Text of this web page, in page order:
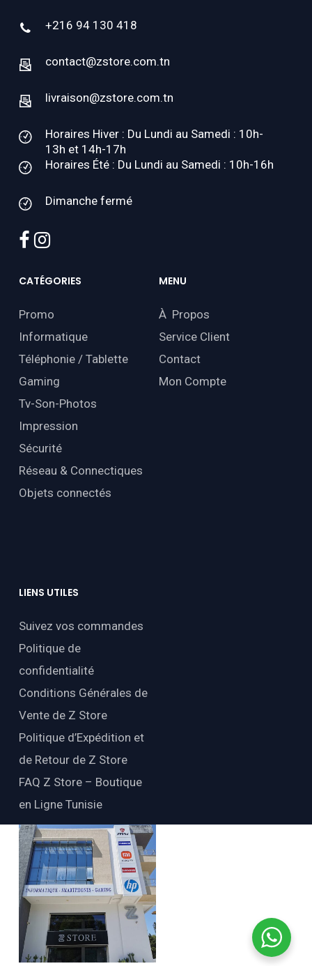
+216 94 130 418
contact@zstore.com.tn
livraison@zstore.com.tn
Horaires Hiver : Du Lundi au Samedi : 10h-
13h et 14h-17h
Horaires Été : Du Lundi au Samedi : 10h-16h
Dimanche fermé
facebook
instagram
CATÉGORIES
Promo
Informatique
Téléphonie / Tablette
Gaming
Tv-Son-Photos
Impression
Sécurité
Réseau & Connectiques
Objets connectés
MENU
À Propos
Service Client
Contact
Mon Compte
LIENS UTILES
Suivez vos commandes
Politique de
confidentialité
Conditions Générales de
Vente de Z Store
Politique d’Expédition et
de Retour de Z Store
FAQ Z Store – Boutique
en Ligne Tunisie